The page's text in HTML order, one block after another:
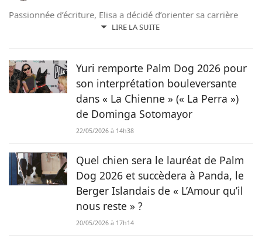
LIRE LA SUITE
Passionnée d’écriture, Elisa a décidé d’orienter sa carrière
professionnelle dans l’univers de la rédaction. Trouvant son
tout naturellement qu’elle prête sa plume à Chien.fr pour
vivre de ses deux passions.
Yuri remporte Palm Dog 2026 pour
son interprétation bouleversante
dans « La Chienne » (« La Perra »)
de Dominga Sotomayor
22/05/2026 à 14h38
Quel chien sera le lauréat de Palm
Dog 2026 et succèdera à Panda, le
Berger Islandais de « L’Amour qu’il
nous reste » ?
20/05/2026 à 17h14